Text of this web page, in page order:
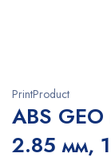
PrintProduct
ABS
2.85 мм,